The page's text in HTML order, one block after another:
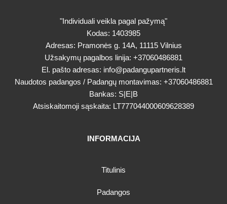
"Individuali veikla pagal pažymą"
Kodas: 1403985
Adresas: Pramonės g. 14A, 11115 Vilnius
Užsakymų pagalbos linija: +37060486881
El. pašto adresas: info@padangupartneris.lt
Naudotos padangos / Padangų montavimas: +37060486881
Bankas: S|E|B
Atsiskaitomoji sąskaita: LT777044000609628389
INFORMACIJA
Titulinis
Padangos